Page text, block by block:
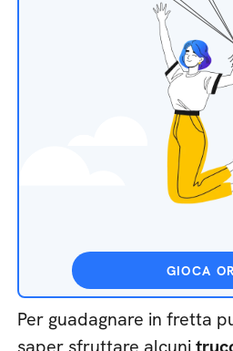
GIOCA
Per guadagnare in fretta